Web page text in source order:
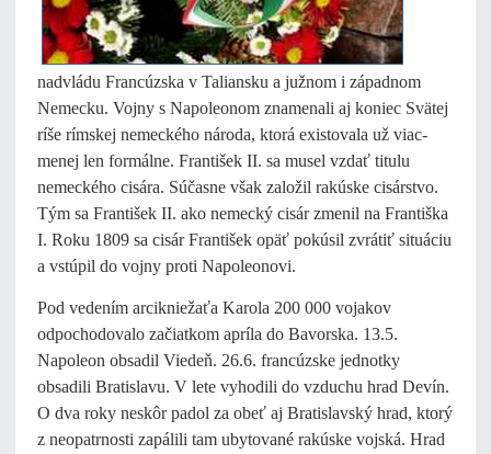
nadvládu Francúzska v Taliansku a južnom i západnom
Nemecku. Vojny s Napoleonom znamenali aj koniec Svätej
ríše rímskej nemeckého národa, ktorá existovala už viac-
menej len formálne. František II. sa musel vzdať titulu
nemeckého cisára. Súčasne však založil rakúske cisárstvo.
Tým sa František II. ako nemecký cisár zmenil na Františka
I. Roku 1809 sa cisár František opäť pokúsil zvrátiť situáciu
a vstúpil do vojny proti Napoleonovi.
Pod vedením arcikniežaťa Karola 200 000 vojakov
odpochodovalo začiatkom apríla do Bavorska. 13.5.
Napoleon obsadil Viedeň. 26.6. francúzske jednotky
obsadili Bratislavu. V lete vyhodili do vzduchu hrad Devín.
O dva roky neskôr padol za obeť aj Bratislavský hrad, ktorý
z neopatrnosti zapálili tam ubytované rakúske vojská. Hrad